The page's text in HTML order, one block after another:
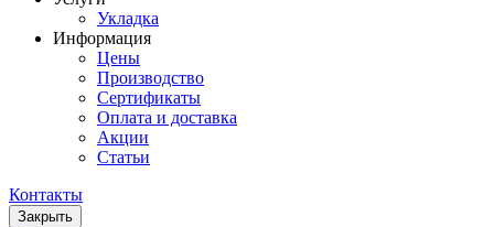
Укладка
Информация
Цены
Производство
Сертификаты
Оплата и доставка
Акции
Статьи
Контакты
Закрыть